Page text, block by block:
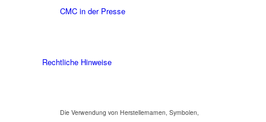
CMC in der Presse
Rechtliche Hinweise
Die Verwendung von Herstellernamen, Symbolen,